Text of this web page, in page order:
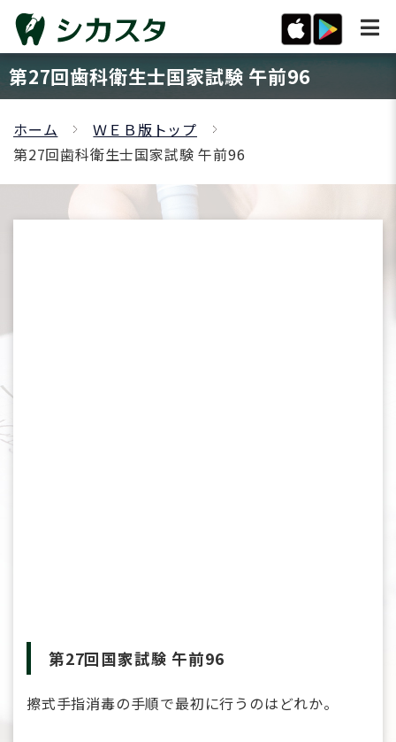
第27回歯科衛生士国家試験 午前96
ホーム
ＷＥＢ版トップ
第27回歯科衛生士国家試験 午前96
第27回国家試験 午前96
擦式手指消毒の手順で最初に行うのはどれか。